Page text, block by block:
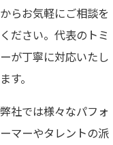
からお気軽にご相談を
ください。代表のトミ
ーが丁寧に対応いたし
ます。
弊社では様々なパフォ
ーマーやタレントの派